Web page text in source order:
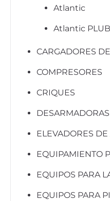
Atlantic
Atlantic PLUB
CARGADORES
COMPRESORES
CRIQUES
DESARMADORAS
ELEVADORES
EQUIPAMIENTO
EQUIPOS PARA
EQUIPOS PARA